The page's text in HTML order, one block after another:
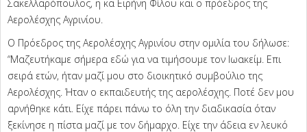
Σακελλαρόπουλος, η κα Ειρήνη Φίλου και ο πρόεδρος της
Αερολέσχης Αγρινίου.
Ο Πρόεδρος της Αερολέσχης Αγρινίου στην ομιλία του δήλωσε:
“Μαζευτήκαμε σήμερα εδώ για να τιμήσουμε τον Ιωακείμ. Επι
σειρά ετών, ήταν μαζί μου στο διοικητικό συμβούλιο της
Αερολέσχης. Ήταν ο εκπαιδευτής της αερολέσχης. Ποτέ δεν μου
αρνήθηκε κάτι. Είχε πάρει πάνω το όλη την διαδικασία όταν
ξεκίνησε η πίστα μαζί με τον δήμαρχο. Είχε την άδεια εν λευκό